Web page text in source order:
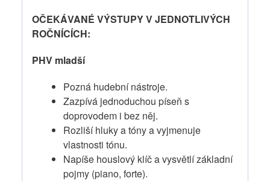
OČEKÁVANÉ VÝSTUPY V JEDNOTLIVÝCH
ROČNÍCÍCH:
PHV mladší
Pozná hudební nástroje.
Zazpívá jednoduchou píseň s
doprovodem i bez něj.
Rozliší hluky a tóny a vyjmenuje
vlastnosti tónu.
Napíše houslový klíč a vysvětlí základní
pojmy (piano, forte).